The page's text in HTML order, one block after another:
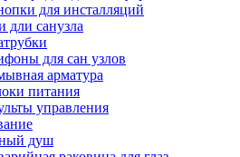
для инсталляций
дли санузла
для сан узлов
арматура
питания
управления
душ